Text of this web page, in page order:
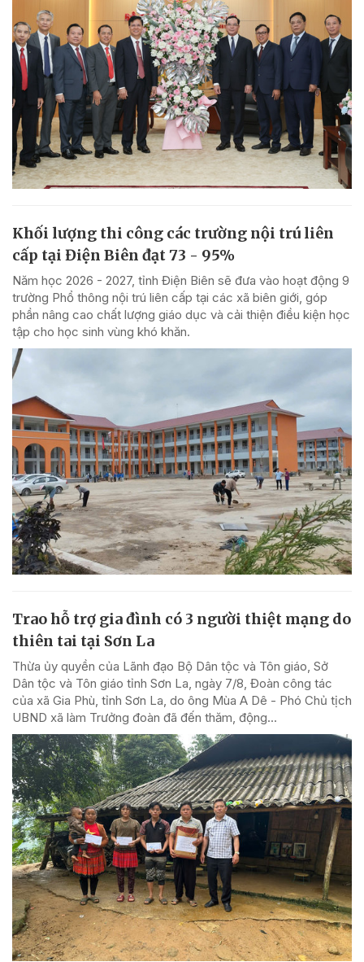
Khối lượng thi công các trường nội trú liên
cấp tại Điện Biên đạt 73 - 95%
Năm học 2026 - 2027, tỉnh Điện Biên sẽ đưa vào hoạt động 9
trường Phổ thông nội trú liên cấp tại các xã biên giới, góp
phần nâng cao chất lượng giáo dục và cải thiện điều kiện học
tập cho học sinh vùng khó khăn.
Trao hỗ trợ gia đình có 3 người thiệt mạng do
thiên tai tại Sơn La
Thừa ủy quyền của Lãnh đạo Bộ Dân tộc và Tôn giáo, Sở
Dân tộc và Tôn giáo tỉnh Sơn La, ngày 7/8, Đoàn công tác
của xã Gia Phù, tỉnh Sơn La, do ông Mùa A Dê - Phó Chủ tịch
UBND xã làm Trưởng đoàn đã đến thăm, động...